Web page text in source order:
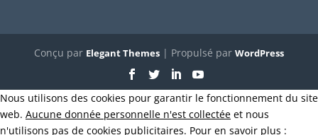
Conçu par Elegant Themes | Propulsé par WordPress
Nous utilisons des cookies pour garantir le fonctionnement du site
web. Aucune donnée personnelle n'est collectée et nous
n'utilisons pas de cookies publicitaires. Pour en savoir plus :